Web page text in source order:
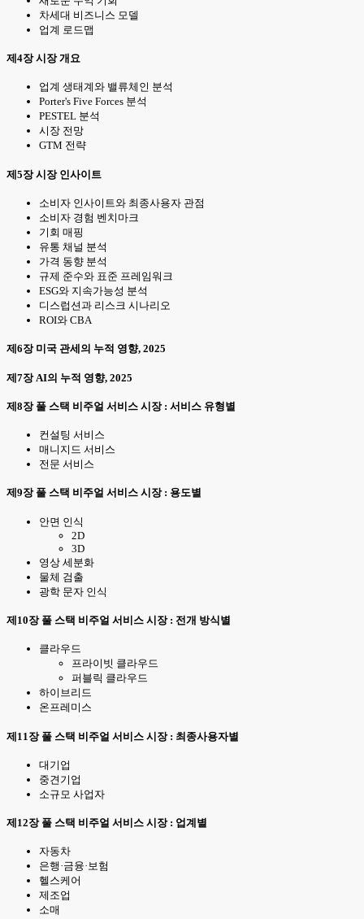
차세대 비즈니스 모델
업계 로드맵
제4장 시장 개요
업계 생태계와 밸류체인 분석
Porter's Five Forces 분석
PESTEL 분석
시장 전망
GTM 전략
제5장 시장 인사이트
소비자 인사이트와 최종사용자 관점
소비자 경험 벤치마크
기회 매핑
유통 채널 분석
가격 동향 분석
규제 준수와 표준 프레임워크
ESG와 지속가능성 분석
디스럽션과 리스크 시나리오
ROI와 CBA
제6장 미국 관세의 누적 영향, 2025
제7장 AI의 누적 영향, 2025
제8장 풀 스택 비주얼 서비스 시장 : 서비스 유형별
컨설팅 서비스
매니지드 서비스
전문 서비스
제9장 풀 스택 비주얼 서비스 시장 : 용도별
안면 인식
2D
3D
영상 세분화
물체 검출
광학 문자 인식
제10장 풀 스택 비주얼 서비스 시장 : 전개 방식별
클라우드
프라이빗 클라우드
퍼블릭 클라우드
하이브리드
온프레미스
제11장 풀 스택 비주얼 서비스 시장 : 최종사용자별
대기업
중견기업
소규모 사업자
제12장 풀 스택 비주얼 서비스 시장 : 업계별
자동차
은행·금융·보험
헬스케어
제조업
소매